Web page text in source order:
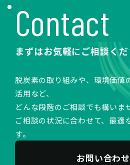
Contact
まずはお気軽にご相談く
脱炭素の取り組みや、環境価値
活用など、
どんな段階のご相談でも構いま
ご相談の状況に合わせて、最適
す。
お問い合わせ